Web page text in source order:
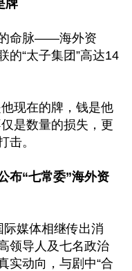
牌
命脉——海外资
的“太子集团”高达14
现在的牌，钱是他
是数量的损失，更
击。
“七常委”海外资
际媒体相继传出消
领导人及七名政治
实动向，与剧中“合